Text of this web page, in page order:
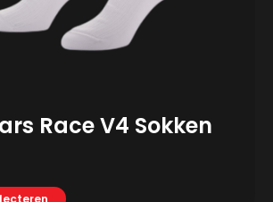
Race V4 Sokken